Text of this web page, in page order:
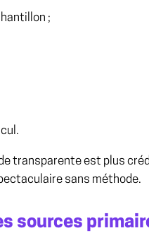
;
transparente est plus
sans méthode.
sources